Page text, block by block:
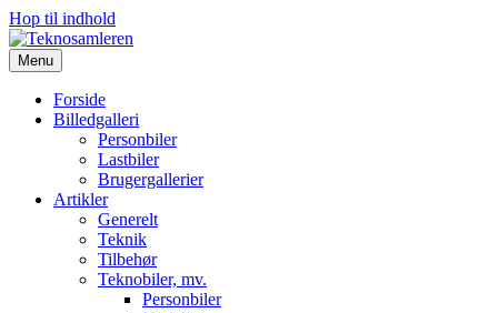
Hop til indhold
Menu
Forside
Billedgalleri
Personbiler
Lastbiler
Brugergallerier
Artikler
Generelt
Teknik
Tilbehør
Teknobiler, mv.
Personbiler